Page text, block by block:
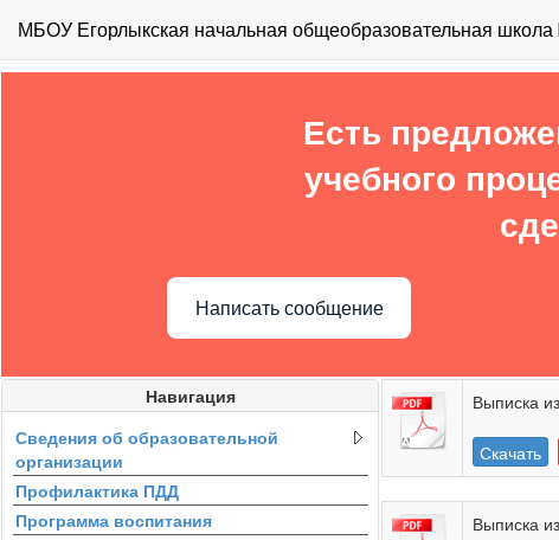
МБОУ Егорлыкская начальная общеобразовательная
Есть
учебного
Написать сообщение
Навигация
Сведения об образовательной
организации
Профилактика ПДД
Программа воспитания
Выписка
Скачать
Выписка